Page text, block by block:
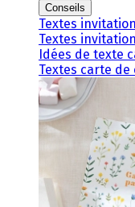
Conseils
Textes
Textes
Idées de texte
Textes carte